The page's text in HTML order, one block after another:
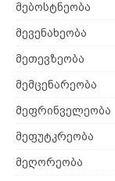
მებოსტნეობა
მევენახეობა
მეთევზეობა
მემცენარეობა
მეფრინველეობა
მეფუტკრეობა
მეღორეობა